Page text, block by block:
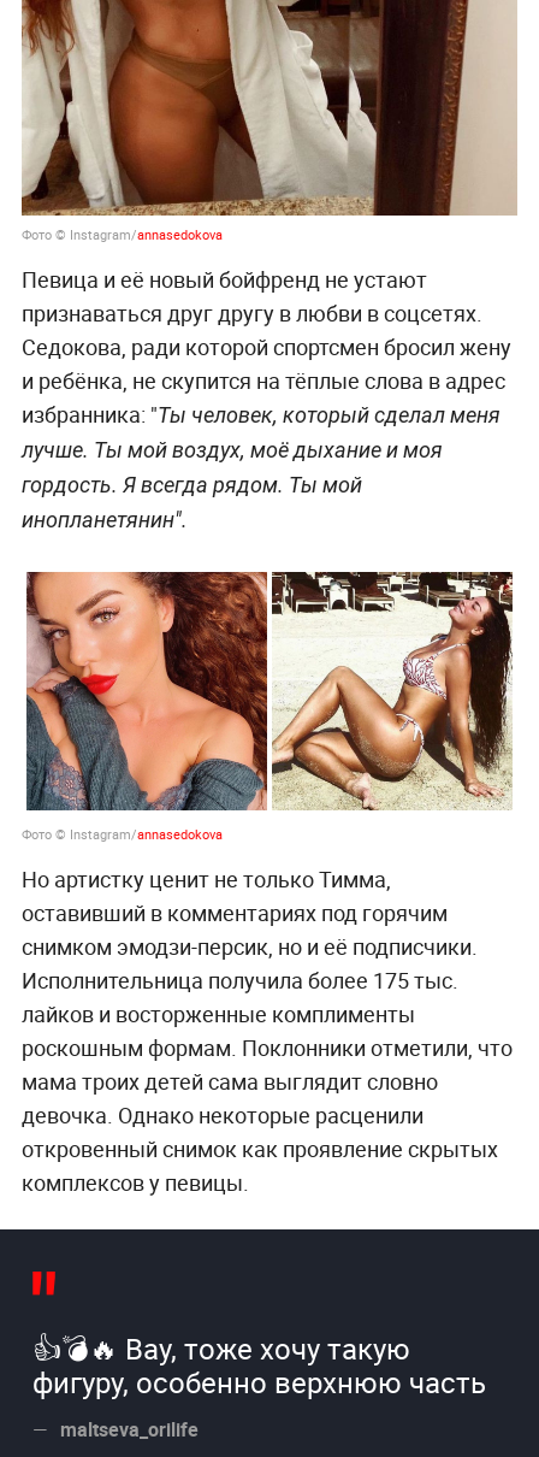
Фото © Instagram/annasedokova
Певица и её новый бойфренд не устают
признаваться друг другу в любви в соцсетях.
Седокова, ради которой спортсмен бросил жену
и ребёнка, не скупится на тёплые слова в адрес
избранника: "Ты человек, который сделал меня
лучше. Ты мой воздух, моё дыхание и моя
гордость. Я всегда рядом. Ты мой
инопланетянин".
Фото © Instagram/annasedokova
Но артистку ценит не только Тимма,
оставивший в комментариях под горячим
снимком эмодзи-персик, но и её подписчики.
Исполнительница получила более 175 тыс.
лайков и восторженные комплименты
роскошным формам. Поклонники отметили, что
мама троих детей сама выглядит словно
девочка. Однако некоторые расценили
откровенный снимок как проявление скрытых
комплексов у певицы.
👍💣🔥 Вау, тоже хочу такую
фигуру, особенно верхнюю часть
maltseva_orilife